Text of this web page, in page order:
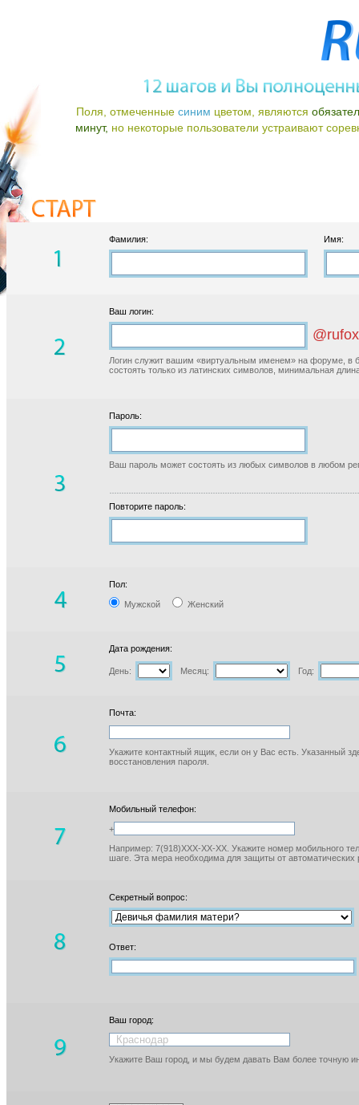
Поля, отмеченные синим цветом, являются
минут, но некоторые пользователи устраивают
Фамилия: Имя:
Ваш логин:
Логин служит вашим «виртуальным именем» на форуме, в
состоять только из латинских символов, минимальная
Пароль:
Ваш пароль может состоять из любых символов в любом
Повторите пароль:
Пол:
Мужской Женский
Дата рождения:
День: Месяц: Год:
Почта:
Укажите контактный ящик, если он у Вас есть. Указанный
восстановления пароля.
Мобильный телефон:
+
Например: 7(918)XXX-XX-XX. Укажите номер мобильного
шаге. Эта мера необходима для защиты от автоматических
Секретный вопрос:
Ответ:
Ваш город:
Укажите Ваш город, и мы будем давать Вам более точную